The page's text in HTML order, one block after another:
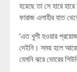
হয়েছে তা সে হারে
ফারাজ এলাহীর হাত
‘এত খুশী হওয়ার
দেইনি। সময় হলে আরো
যেমনি ঝরে ভোরের